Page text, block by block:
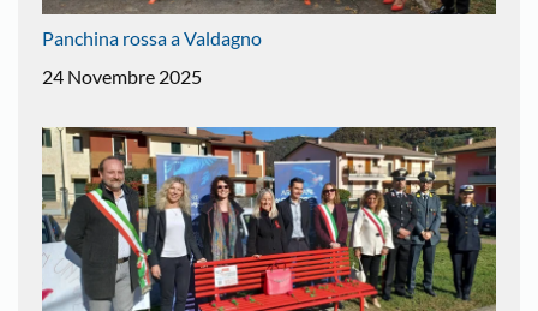
Panchina rossa a Valdagno
24 Novembre 2025